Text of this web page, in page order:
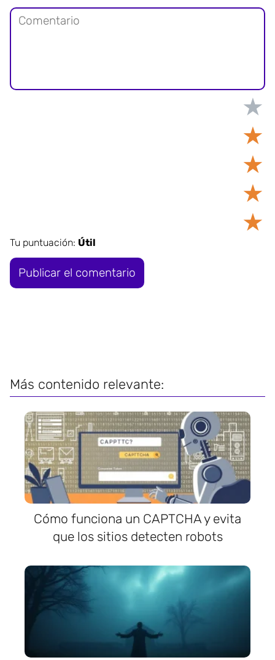
★
★
★
★
★
Tu puntuación: Útil
Más contenido relevante:
Cómo funciona un CAPTCHA y evita
que los sitios detecten robots